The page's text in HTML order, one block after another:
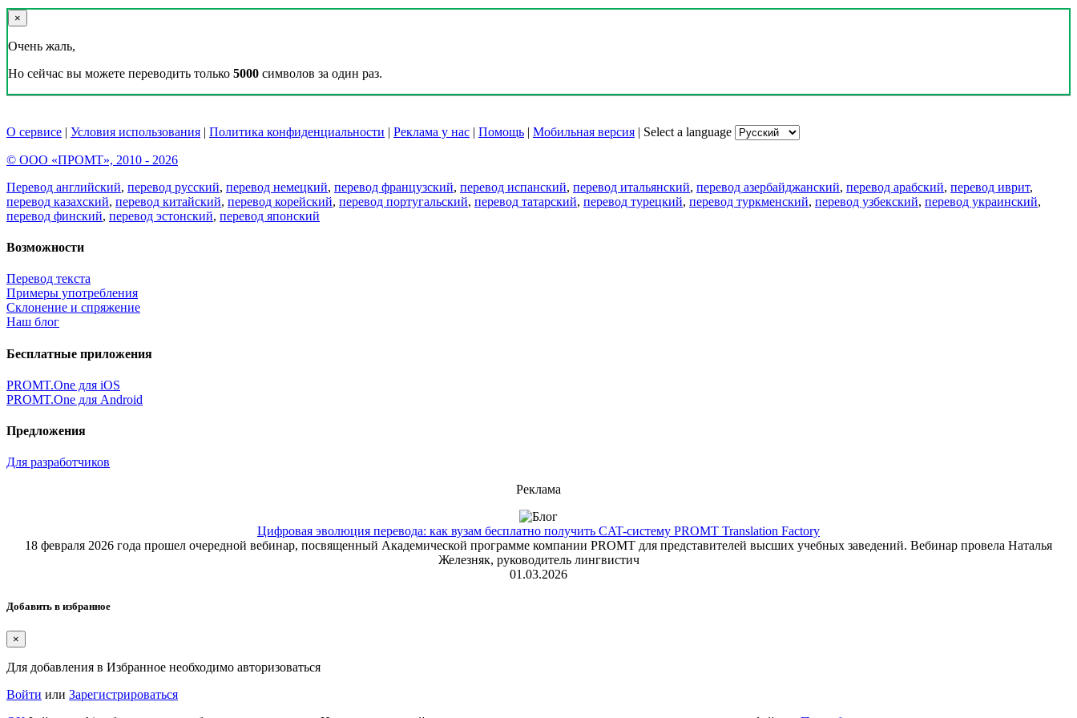
×
Очень жаль,
Но сейчас вы можете переводить только 5000 символов за один раз.
О сервисе | Условия использования | Политика конфиденциальности | Реклама у нас | Помощь | Мобильная версия | Select a language
© ООО «ПРОМТ», 2010 - 2026
Перевод английский, перевод русский, перевод немецкий, перевод французский, перевод испанский, перевод итальянский, перевод азербайджанский, перевод арабский, перевод иврит,
перевод казахский, перевод китайский, перевод корейский, перевод португальский, перевод татарский, перевод турецкий, перевод туркменский, перевод узбекский, перевод украинский,
перевод финский, перевод эстонский, перевод японский
Возможности
Перевод текста
Примеры употребления
Склонение и спряжение
Наш блог
Бесплатные приложения
PROMT.One для iOS
PROMT.One для Android
Предложения
Для разработчиков
Реклама
Цифровая эволюция перевода: как вузам бесплатно получить CAT-систему PROMT Translation Factory
18 февраля 2026 года прошел очередной вебинар, посвященный Академической программе компании PROMT для представителей высших учебных заведений. Вебинар провела Наталья
Железняк, руководитель лингвистич
01.03.2026
Добавить в избранное
×
Для добавления в Избранное необходимо авторизоваться
Войти или Зарегистрироваться